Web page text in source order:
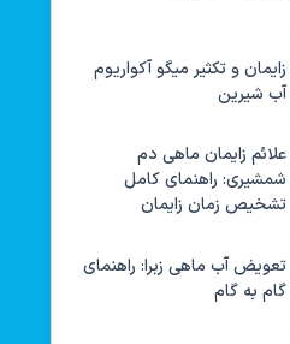
زایمان و تکثیر میگو آکواریوم
آب شیرین
علائم زایمان ماهی دم
شمشیری: راهنمای کامل
تشخیص زمان زایمان
تعویض آب ماهی زبرا: راهنمای
گام به گام